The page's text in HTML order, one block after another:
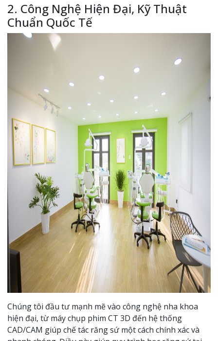
2. Công Nghệ Hiện Đại, Kỹ Thuật
Chuẩn Quốc Tế
Chúng tôi đầu tư mạnh mẽ vào công nghệ nha khoa
hiện đại, từ máy chụp phim CT 3D đến hệ thống
CAD/CAM giúp chế tác răng sứ một cách chính xác và